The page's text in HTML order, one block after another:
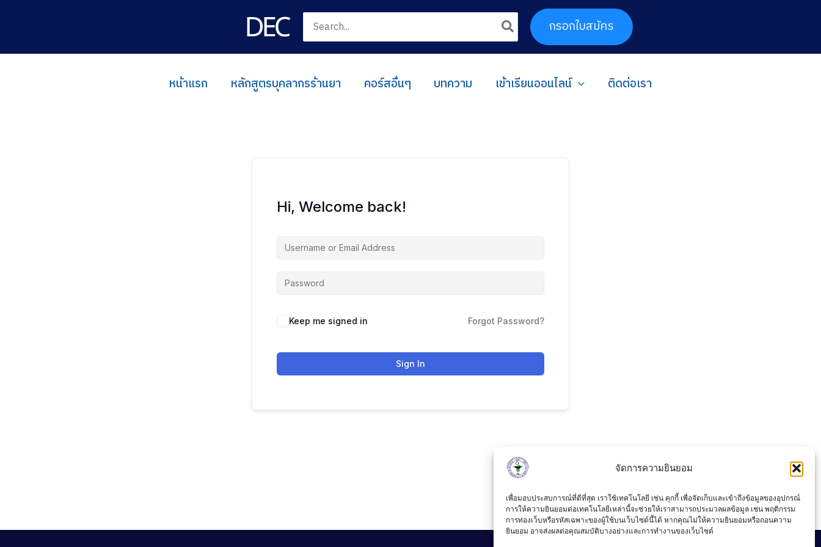
จัดการความยินยอม
เพื่อมอบประสบการณ์ที่ดีที่สุด เราใช้เทคโนโลยี เช่น คุกกี้ เพื่อจัดเก็บและเข้าถึงข้อมูลของอุปกรณ์
การให้ความยินยอมต่อเทคโนโลยีเหล่านี้จะช่วยให้เราสามารถประมวลผลข้อมูล เช่น พฤติกรรม
การท่องเว็บหรือรหัสเฉพาะของผู้ใช้บนเว็บไซต์นี้ได้ หากคุณไม่ให้ความยินยอมหรือถอนความ
ยินยอม อาจส่งผลต่อคุณสมบัติบางอย่างและการทำงานของเว็บไซต์
for:
กรอกใบสมัคร
หน้าแรก หลักสูตรบุคลากรร้านยา คอร์สอื่นๆ บทความ เข้าเรียนออนไลน์ ติดต่อเรา
Hi, Welcome back!
Keep me signed in Forgot Password?
Sign In